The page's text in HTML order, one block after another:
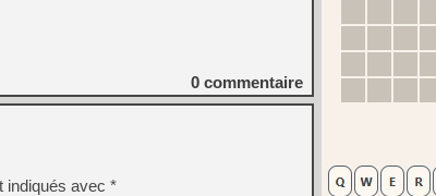
0 commentaire
indiqués avec *